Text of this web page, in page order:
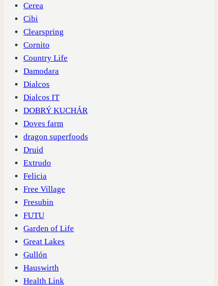
Cerea
Cibi
Clearspring
Cornito
Country Life
Damodara
Dialcos
Dialcos IT
DOBRÝ KUCHÁR
Doves farm
dragon superfoods
Druid
Extrudo
Felicia
Free Village
Fresubin
FUTU
Garden of Life
Great Lakes
Gullón
Hauswirth
Health Link